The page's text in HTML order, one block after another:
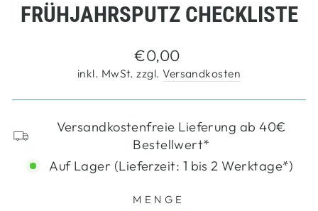
FRÜHJAHRSPUTZ CHECKLISTE
Normaler
Preis
€0,00
inkl. MwSt. zzgl.Versandkosten
Versandkostenfreie Lieferung ab 40€
Bestellwert*
Auf Lager (Lieferzeit: 1 bis 2 Werktage*)
MENGE